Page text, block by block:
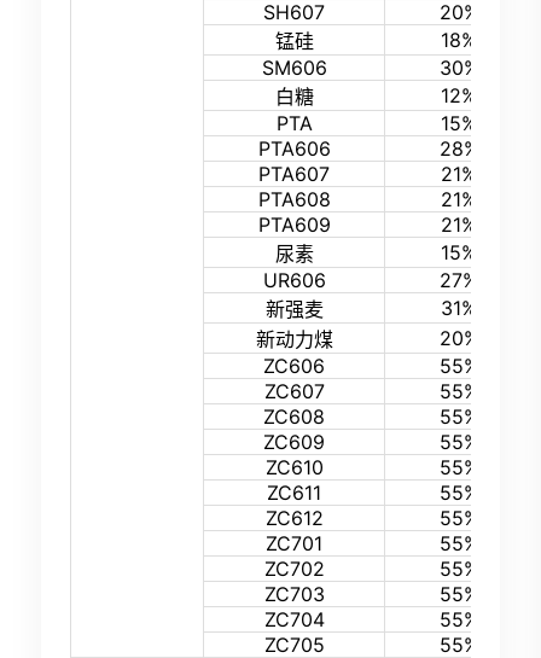
SH607
20%
锰硅
18%
SM606
30%
白糖
12%
PTA
15%
PTA606
28%
PTA607
21%
PTA608
21%
PTA609
21%
尿素
15%
UR606
27%
新强麦
31%
新动力煤
20%
ZC606
55%
ZC607
55%
ZC608
55%
ZC609
55%
ZC610
55%
ZC611
55%
ZC612
55%
ZC701
55%
ZC702
55%
ZC703
55%
ZC704
55%
ZC705
55%